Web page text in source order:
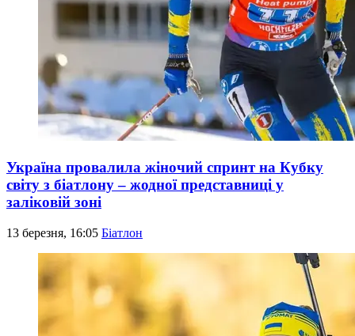
Україна провалила жіночий спринт на Кубку
світу з біатлону – жодної представниці у
заліковій зоні
13 березня, 16:05 Біатлон